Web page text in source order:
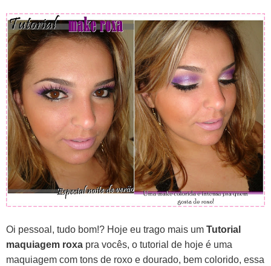
Oi pessoal, tudo bom!? Hoje eu trago mais um Tutorial
maquiagem roxa pra vocês, o tutorial de hoje é uma
maquiagem com tons de roxo e dourado, bem colorido, essa